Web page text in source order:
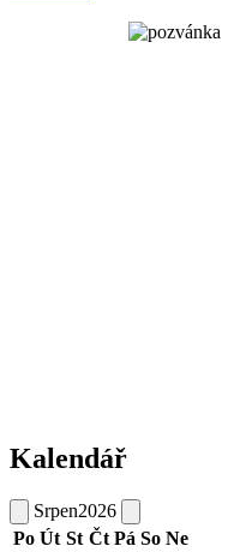
Kalendář
Srpen2026
Po Út St Čt Pá So Ne